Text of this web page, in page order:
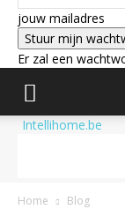
jouw mailadres
Er zal een
Intellihome.be
Home Blog